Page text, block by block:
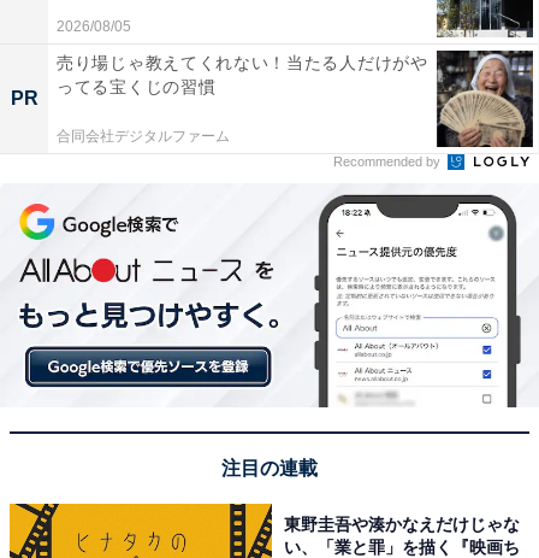
2026/08/05
PR
売り場じゃ教えてくれない！当たる人だけがや
ってる宝くじの習慣
合同会社デジタルファーム
Recommended by
注目の連載
東野圭吾や湊かなえだけじゃな
い、「業と罪」を描く『映画ち